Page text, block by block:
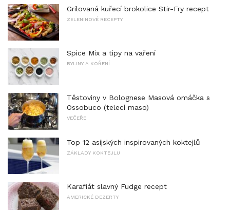
Grilovaná kuřecí brokolice Stir-Fry recept
ZELENINOVÉ RECEPTY
Spice Mix a tipy na vaření
BYLINY A KOŘENÍ
Těstoviny v Bolognese Masová omáčka s
Ossobuco (telecí maso)
VEČEŘE
Top 12 asijských inspirovaných koktejlů
ZÁKLADY KOKTEJLU
Karafiát slavný Fudge recept
AMERICKÉ DEZERTY